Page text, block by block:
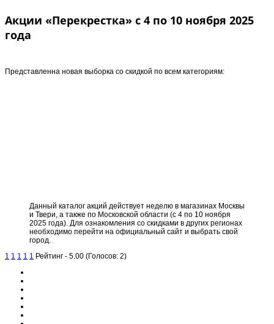
Акции «Перекрестка» с 4 по 10 ноября 2025
года
Представленна новая выборка со скидкой по всем категориям:
Данный каталог акций действует неделю в магазинах Москвы
и Твери, а также по Московской области (с 4 по 10 ноября
2025 года). Для ознакомления со скидками в других регионах
необходимо перейти на официальный сайт и выбрать свой
город.
1 1 1 1 1 Рейтинг - 5.00 (Голосов: 2)